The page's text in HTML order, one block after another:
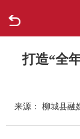
走进柳城
政府信息公开
打造“全
来源： 柳城县融